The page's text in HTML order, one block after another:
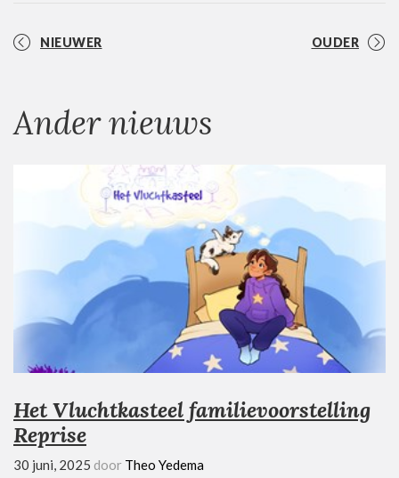
NIEUWER OUDER
Ander nieuws
Het Vluchtkasteel familievoorstelling
Reprise
30 juni, 2025 door Theo Yedema